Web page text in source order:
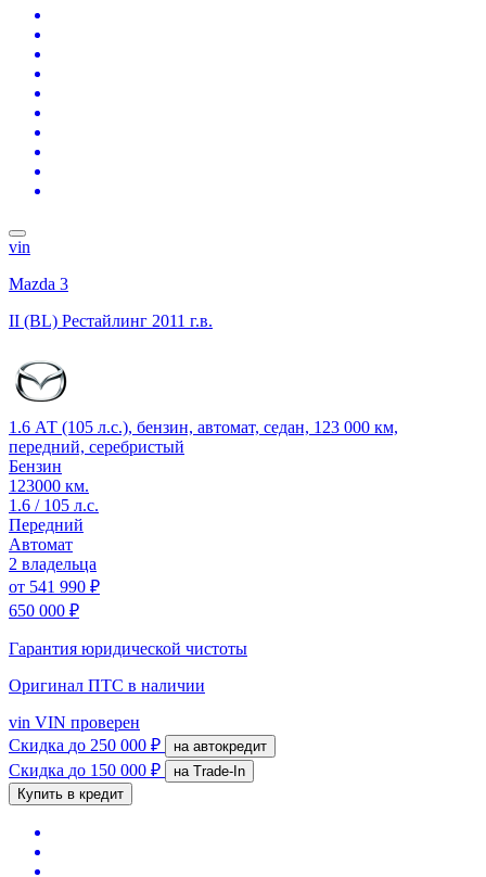
vin
Mazda 3
II (BL) Рестайлинг 2011 г.в.
1.6 АТ (105 л.с.), бензин, автомат, седан, 123 000 км,
передний, серебристый
Бензин
123000 км.
1.6 / 105 л.с.
Передний
Автомат
2 владельца
от 541 990 ₽
650 000 ₽
Гарантия юридической чистоты
Оригинал ПТС в наличии
vin VIN проверен
Скидка до 250 000 ₽ на автокредит
Скидка до 150 000 ₽
на Trade-In
Купить в кредит